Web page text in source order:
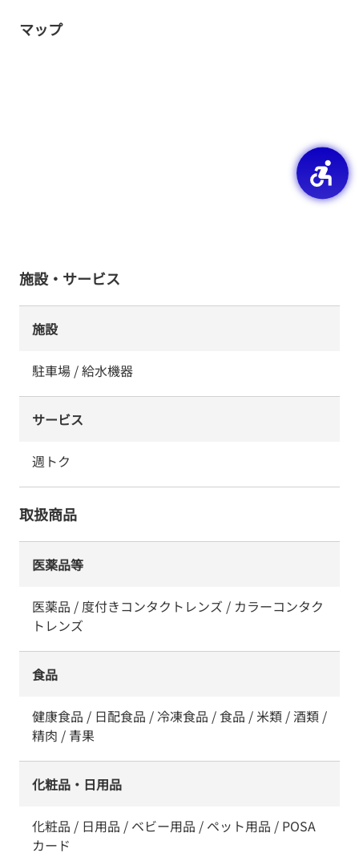
マップ
施設・サービス
施設
駐車場 / 給水機器
サービス
週トク
取扱商品
医薬品等
医薬品 / 度付きコンタクトレンズ / カラーコンタク
トレンズ
食品
健康食品 / 日配食品 / 冷凍食品 / 食品 / 米類 / 酒類 /
精肉 / 青果
化粧品・日用品
化粧品 / 日用品 / ベビー用品 / ペット用品 / POSA
カード